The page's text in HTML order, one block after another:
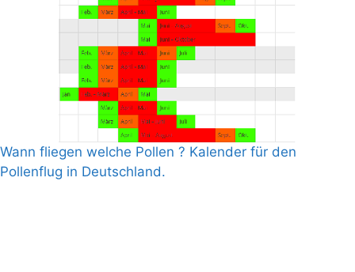
Wann fliegen welche Pollen ? Kalender für den
Pollenflug in Deutschland.